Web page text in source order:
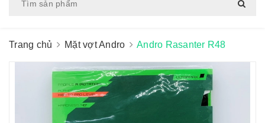
Trang chủ Mặt vợt Andro Andro Rasanter R48